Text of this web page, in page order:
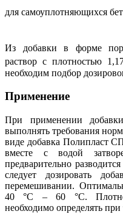
для самоуплотняющихся
Из добавки в форме
раствор с плотностью
необходим подбор
Применение
При применении
выполнять требования
виде добавка Полипласт
вместе с водой
предварительно
следует дозировать
перемешивании.
40 °С – 60 °С.
необходимо определять